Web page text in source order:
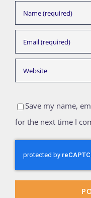
Save my name,
for the next time I